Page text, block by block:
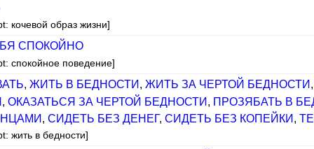
кочевой образ жизни]
СПОКОЙНО
спокойное поведение]
, ЖИТЬ В БЕДНОСТИ , ЖИТЬ ЗА ЧЕРТОЙ БЕДНОСТИ ,
,ОКАЗАТЬСЯ ЗА ЧЕРТОЙ БЕДНОСТИ , ПРОЗЯБАТЬ В
,СИДЕТЬ БЕЗ ДЕНЕГ,СИДЕТЬ БЕЗ КОПЕЙКИ ,
жить в бедности]